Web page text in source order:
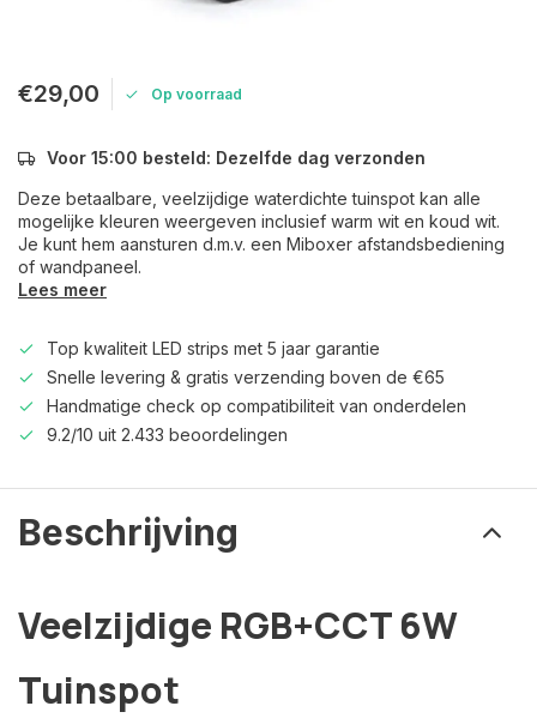
€29,00 Op voorraad
Voor 15:00 besteld: Dezelfde dag verzonden
Deze betaalbare, veelzijdige waterdichte tuinspot kan alle
mogelijke kleuren weergeven inclusief warm wit en koud wit.
Je kunt hem aansturen d.m.v. een Miboxer afstandsbediening
of wandpaneel.
Lees meer
Top kwaliteit LED strips met 5 jaar garantie
Snelle levering & gratis verzending boven de €65
Handmatige check op compatibiliteit van onderdelen
9.2/10 uit 2.433 beoordelingen
Beschrijving
Veelzijdige RGB+CCT 6W
Tuinspot